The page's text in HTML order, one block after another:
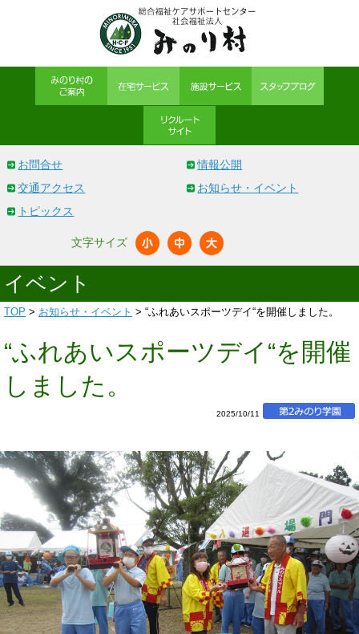
お問合せ
情報公開
交通アクセス
お知らせ・イベント
トピックス
文字サイズ
イベント
TOP > お知らせ・イベント > “ふれあいスポーツデイ“を開催しました。
“ふれあいスポーツデイ“を開催
しました。
2025/10/11